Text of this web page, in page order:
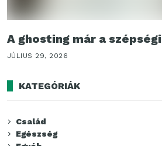
A ghosting már a
JÚLIUS 29, 2026
KATEGÓRIÁK
Család
Egészség